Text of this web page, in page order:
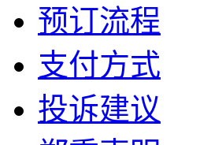
预订流程
支付方式
投诉建议